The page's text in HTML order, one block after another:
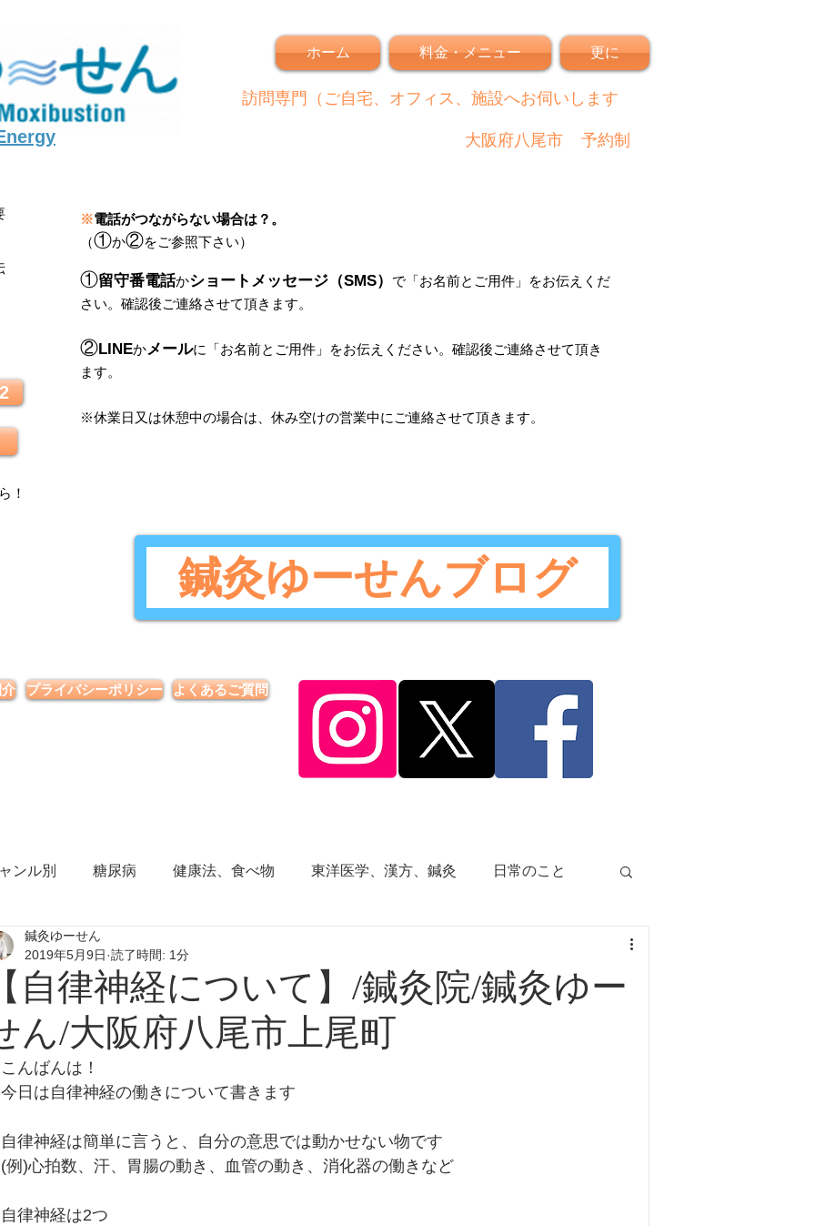
ホーム 料金・メニュー 更に
訪問専門（ご自宅、オフィス、施設へお伺いします
大阪府八尾市 予約制
！
※電話がつながらない場合は？。
（①か②をご参照下さい）
①留守番電話かショートメッセージ（SMS） で 「お名前とご用件 」
をお伝えくだ
さい。 確認後ご連絡させて頂きます。
②LINEかメールに 「お名前とご用件 」 をお伝えください。 確認後ご連絡させて頂き
ます。
​※休業日又は休憩中の場合は、休み空けの営業中にご連絡させて頂きます。
鍼灸ゆーせんブログ
プライバシーポリシー よくあるご質問
ンル別 糖尿病 健康法、食べ物 東洋医学、漢方、鍼灸 日常のこと
東洋思想
血圧の症状 頭部の症状 頭痛 夜間尿 小児の症状
睡眠障害、不眠症 花粉症(アレルギー性鼻炎）
耳鳴り、難聴 更年期障害 肩こり 首痛、肩痛、腕痛、手指痛
自律神経について】/鍼灸院/鍼灸ゆー
ん/大阪府八尾市上尾町
鍼灸ゆーせん
2019年5月9日 読了時間: 1分
こんばんは！
今日は自律神経の働きについて書きます
自律神経は簡単に言うと、自分の意思では動かせない物です
(例)心拍数、汗、胃腸の動き、血管の動き、消化器の働きなど
自律神経は2つ